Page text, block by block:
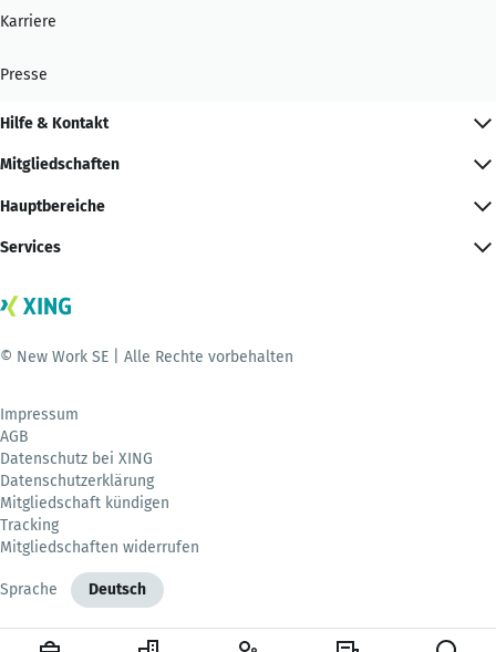
Karriere
Presse
Hilfe & Kontakt
Mitgliedschaften
Hauptbereiche
Services
© New Work SE | Alle Rechte vorbehalten
Impressum
AGB
Datenschutz bei XING
Datenschutzerklärung
Mitgliedschaft kündigen
Tracking
Mitgliedschaften widerrufen
Sprache Deutsch